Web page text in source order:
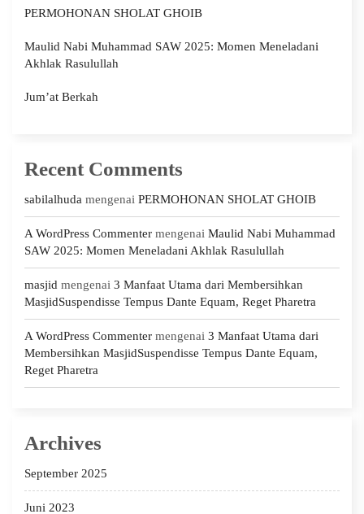
PERMOHONAN SHOLAT GHOIB
Maulid Nabi Muhammad SAW 2025: Momen Meneladani
Akhlak Rasulullah
Jum’at Berkah
Recent Comments
sabilalhuda mengenai PERMOHONAN SHOLAT GHOIB
A WordPress Commenter mengenai Maulid Nabi Muhammad
SAW 2025: Momen Meneladani Akhlak Rasulullah
masjid mengenai 3 Manfaat Utama dari Membersihkan
MasjidSuspendisse Tempus Dante Equam, Reget Pharetra
A WordPress Commenter mengenai 3 Manfaat Utama dari
Membersihkan MasjidSuspendisse Tempus Dante Equam,
Reget Pharetra
Archives
September 2025
Juni 2023